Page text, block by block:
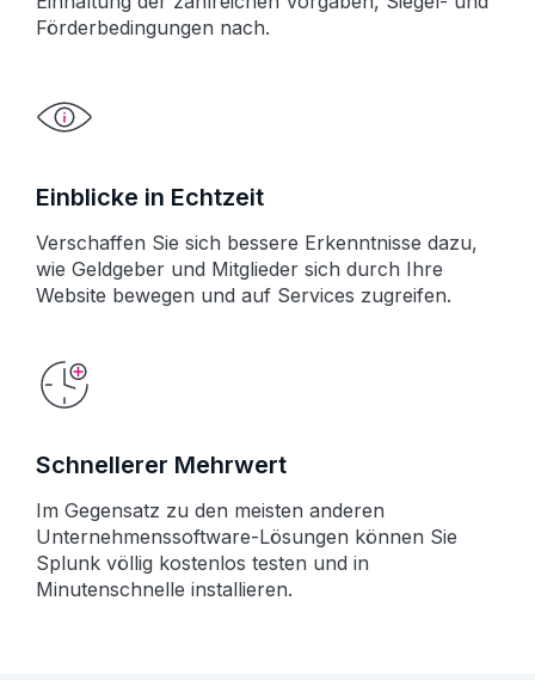
Förderbedingungen nach.
Einblicke in Echtzeit
Verschaffen Sie sich bessere Erkenntnisse dazu,
wie Geldgeber und Mitglieder sich durch Ihre
Website bewegen und auf Services zugreifen.
Schnellerer Mehrwert
Im Gegensatz zu den meisten anderen
Unternehmenssoftware-Lösungen können Sie
Splunk völlig kostenlos testen und in
Minutenschnelle installieren.